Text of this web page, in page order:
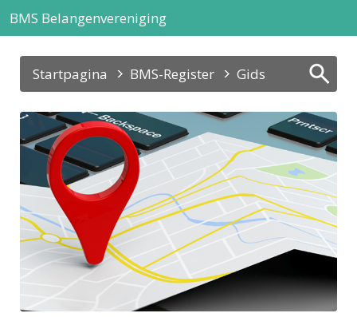
BMS Belangenvereniging
Startpagina BMS-Register Gids